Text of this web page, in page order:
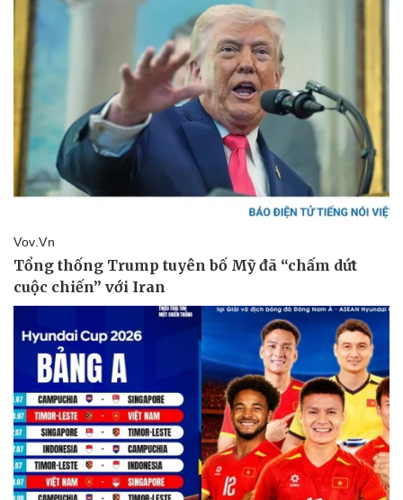
Bất động sản
Giá vàng
Tiêu dùng
Tỷ giá
Chứng khoán
Giá cà phê